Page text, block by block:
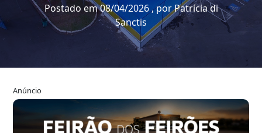
Postado em 08/04/2026 , por Patrícia di
Sanctis
Anúncio